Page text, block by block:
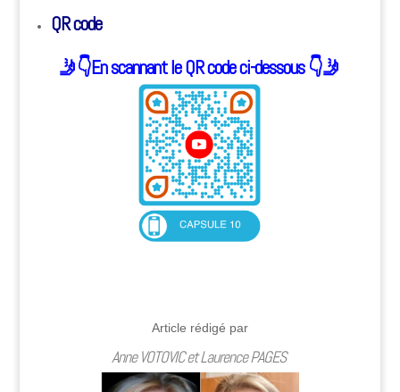
QR code
🤳👇️En scannant le QR code ci-dessous 👇️🤳
Article rédigé par
Anne VOTOVIC et Laurence PAGES